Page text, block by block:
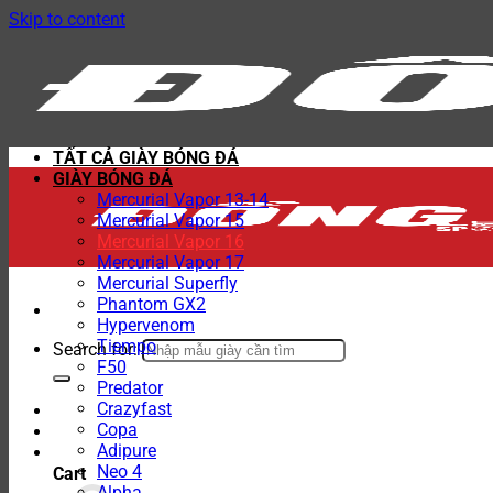
Skip to content
Search for:
Cart
TẤT CẢ GIÀY BÓNG ĐÁ
GIÀY BÓNG ĐÁ
Mercurial Vapor 13-14
Mercurial Vapor 15
Mercurial Vapor 16
Mercurial Vapor 17
Mercurial Superfly
Phantom GX2
Hypervenom
Tiempo
F50
Predator
Crazyfast
Copa
Adipure
Neo 4